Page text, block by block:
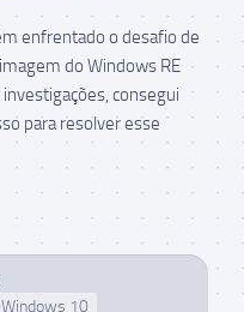
enfrentado o desafio de
imagem do Windows RE
consegui
para resolver esse
Windows 10